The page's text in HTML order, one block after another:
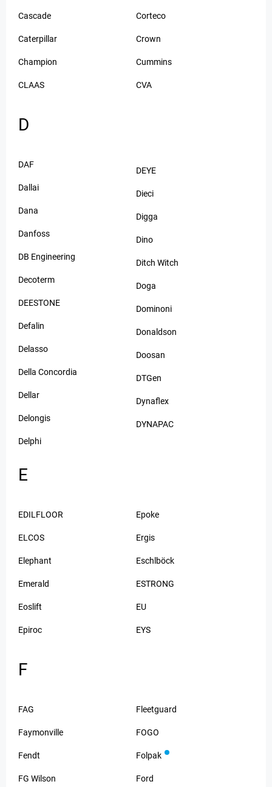
Cascade
Caterpillar
Champion
CLAAS
Corteco
Crown
Cummins
CVA
D
DAF
Dallai
Dana
Danfoss
DB Engineering
Decoterm
DEESTONE
Defalin
Delasso
Della Concordia
Dellar
Delongis
Delphi
DEYE
Dieci
Digga
Dino
Ditch Witch
Doga
Dominoni
Donaldson
Doosan
DTGen
Dynaflex
DYNAPAC
E
EDILFLOOR
ELCOS
Elephant
Emerald
Eoslift
Epiroc
Epoke
Ergis
Eschlböck
ESTRONG
EU
EYS
F
FAG
Faymonville
Fendt
FG Wilson
Fleetguard
FOGO
Folpak
Ford